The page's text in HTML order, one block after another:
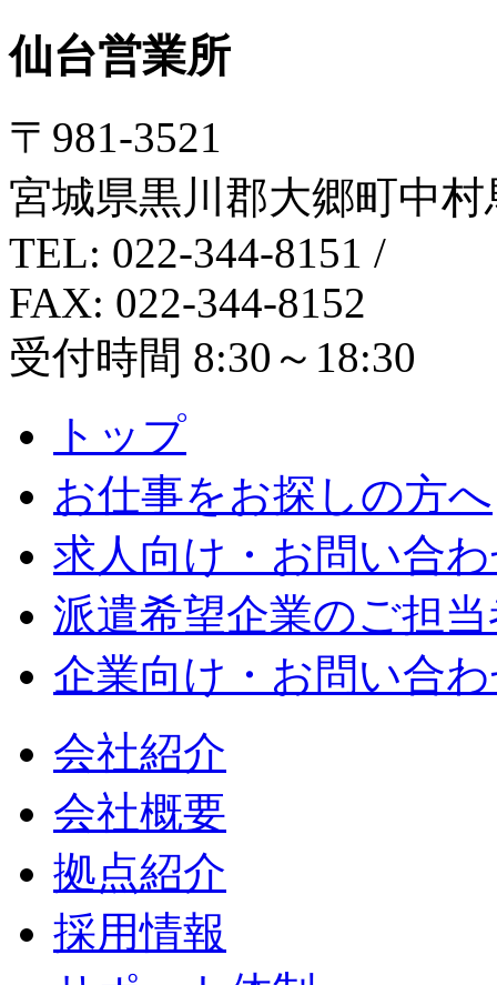
仙台営業所
〒981-3521
宮城県黒川郡大郷町中村
TEL: 022-344-8151 /
FAX: 022-344-8152
受付時間 8:30～18:30
トップ
お仕事をお探しの方へ
求人向け・お問い合
派遣希望企業のご担
企業向け・お問い合
会社紹介
会社概要
拠点紹介
採用情報